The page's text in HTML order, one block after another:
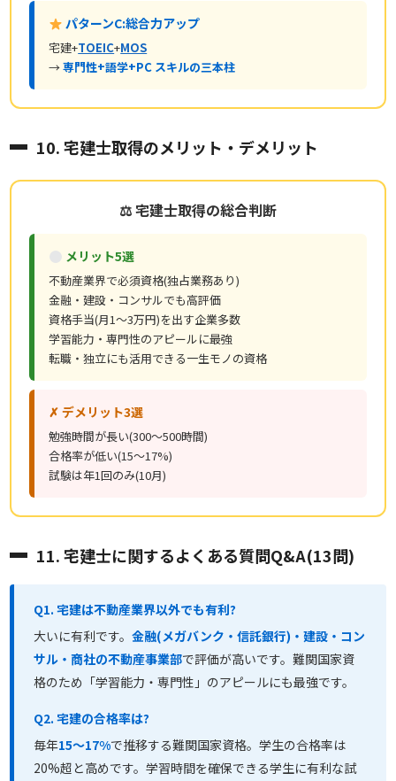
パターンC:総合力アップ
宅建+TOEIC+MOS
→専門性+語学+PC スキルの三本柱
10. 宅建士取得のメリット・デメリット
⚖ 宅建士取得の総合判断
メリット5選
不動産業界で必須資格(独占業務あり)
金融・建設・コンサルでも高評価
資格手当(月1〜3万円)を出す企業多数
学習能力・専門性のアピールに最強
転職・独立にも活用できる一生モノの資格
✗ デメリット3選
勉強時間が長い(300〜500時間)
合格率が低い(15〜17%)
試験は年1回のみ(10月)
11. 宅建士に関するよくある質問Q&A(13問)
Q1. 宅建は不動産業界以外でも有利?
大いに有利です。金融(メガバンク・信託銀行)・建設・コン
サル・商社の不動産事業部で評価が高いです。難関国家資
格のため「学習能力・専門性」のアピールにも最強です。
Q2. 宅建の合格率は?
毎年15〜17%で推移する難関国家資格。学生の合格率は
20%超と高めです。学習時間を確保できる学生に有利な試